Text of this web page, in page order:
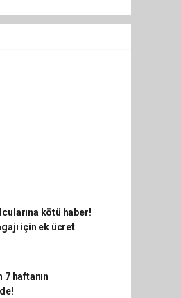
kötü haber!
için ek ücret
7 haftanın